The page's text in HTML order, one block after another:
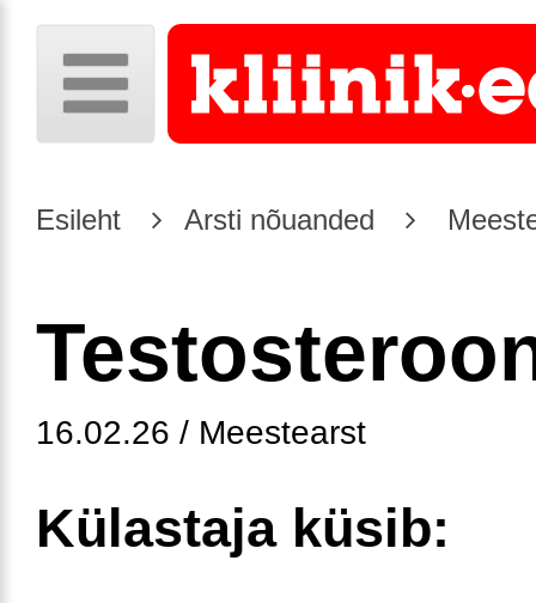
Esileht Arsti nõuanded
16.02.26 / Meestearst
Külastaja küsib: